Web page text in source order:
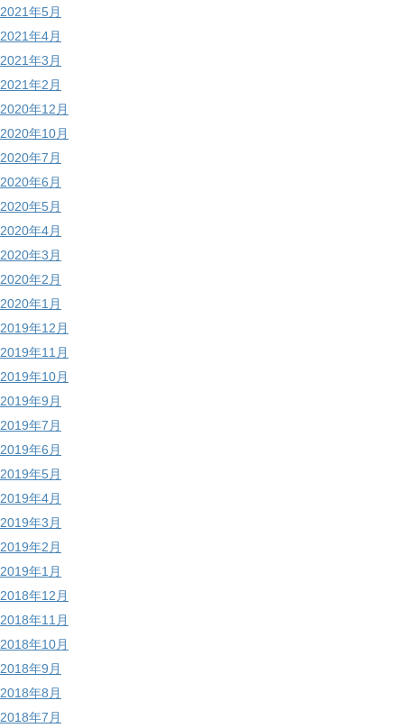
2021年5月
2021年4月
2021年3月
2021年2月
2020年12月
2020年10月
2020年7月
2020年6月
2020年5月
2020年4月
2020年3月
2020年2月
2020年1月
2019年12月
2019年11月
2019年10月
2019年9月
2019年7月
2019年6月
2019年5月
2019年4月
2019年3月
2019年2月
2019年1月
2018年12月
2018年11月
2018年10月
2018年9月
2018年8月
2018年7月